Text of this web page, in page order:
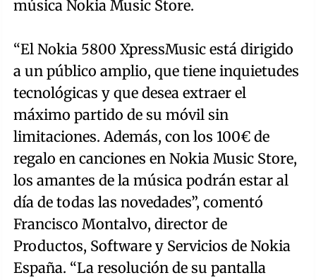
música Nokia Music Store.
“El Nokia 5800 XpressMusic está dirigido
a un público amplio, que tiene inquietudes
tecnológicas y que desea extraer el
máximo partido de su móvil sin
limitaciones. Además, con los 100€ de
regalo en canciones en Nokia Music Store,
los amantes de la música podrán estar al
día de todas las novedades”, comentó
Francisco Montalvo, director de
Productos, Software y Servicios de Nokia
España. “La resolución de su pantalla